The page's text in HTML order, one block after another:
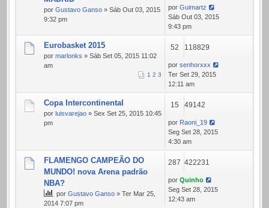
por Gustavo Ganso » Sáb Out 03, 2015
9:32 pm
por Guimartz
Sáb Out 03, 2015
9:43 pm
Eurobasket 2015
por marlonks » Sáb Set 05, 2015 11:02
am
1 2 3
52 118829
por senhorxxx
Ter Set 29, 2015
12:11 am
Copa Intercontinental
por luisvarejao » Sex Set 25, 2015 10:45
pm
15 49142
por Raoni_19
Seg Set 28, 2015
4:30 am
FLAMENGO CAMPEÃO DO
MUNDO! nova Arena padrão
NBA?
por Gustavo Ganso » Ter Mar 25,
2014 7:07 pm
287 422231
por Quinho
Seg Set 28, 2015
12:43 am